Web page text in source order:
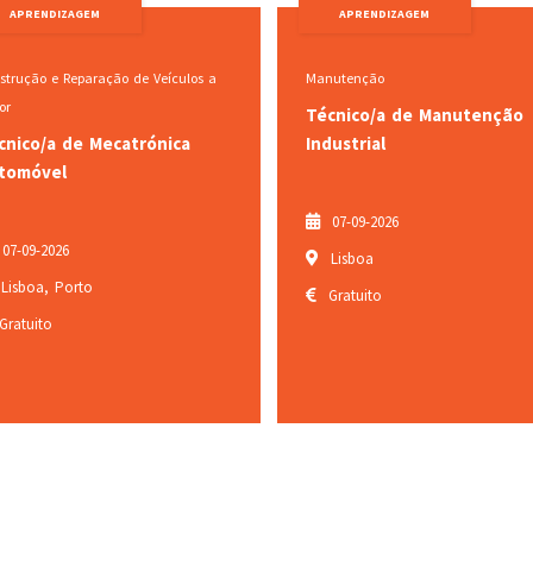
APRENDIZAGEM
Manutenção
Técnico/a de Manutenção
Industrial
Lisboa
Gratuito
APRENDIZAGEM
Eletrónica e Automação
Técnico/a de Eletrónica/
Automação e Comando
07-09-2026
Lisboa, Porto
Gratuito